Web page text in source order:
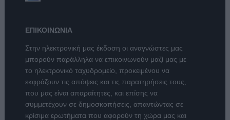
ΕΠΙΚΟΙΝΩΝΙΑ
Στην ηλεκτρονική μας έκδοση οι αναγνώστες μας
μπορούν παράλληλα να επικοινωνούν μαζί μας με
το ηλεκτρονικό ταχυδρομείο, προκειμένου να
εκφράζουν τις απόψεις και τις παρατηρήσεις τους,
που μας είναι απαραίτητες, και επίσης να
συμμετέχουν σε δημοσκοπήσεις, απαντώντας σε
κρίσιμα ερωτήματα που αφορούν τη χώρα μας και